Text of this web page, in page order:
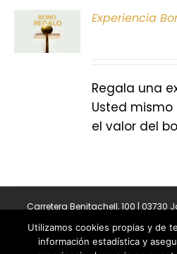
Experiencia
Regala una
Usted
el valor del
Carretera Benitachell, 100 | 03730
Copyright 2011-2026 BonAmb
Política de privacidad|
Utilizamos cookies propias y de
información estadística y